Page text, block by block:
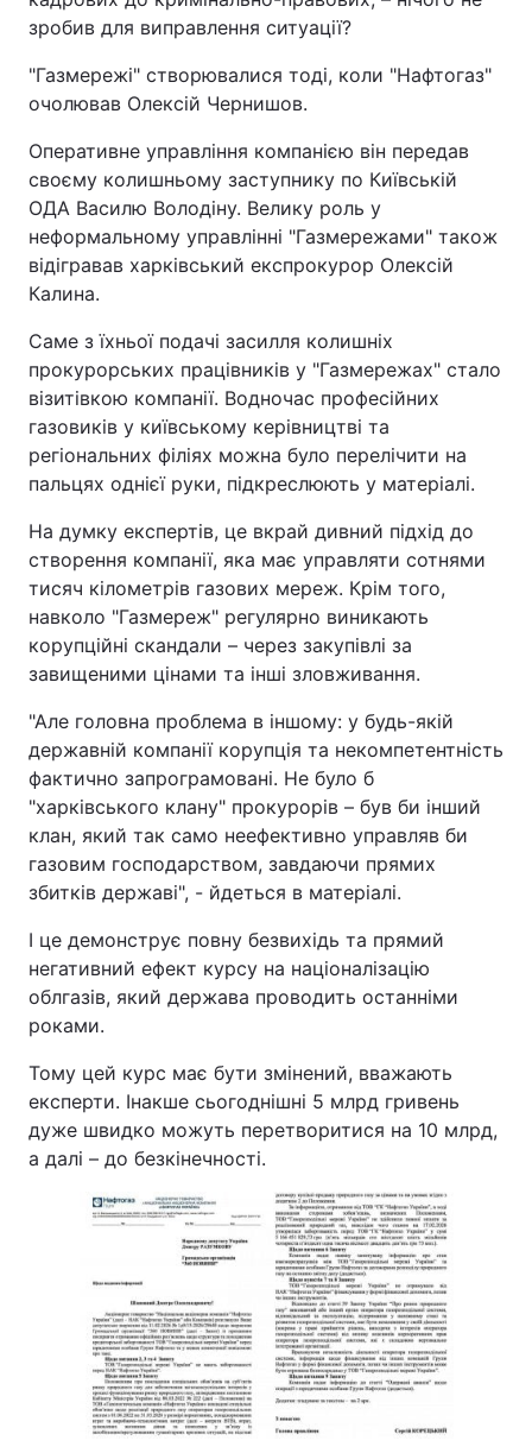
зробив для виправлення ситуації?
"Газмережі" створювалися тоді, коли "Нафтогаз"
очолював Олексій Чернишов.
Оперативне управління компанією він передав
своєму колишньому заступнику по Київській
ОДА Василю Володіну. Велику роль у
неформальному управлінні "Газмережами" також
відігравав харківський експрокурор Олексій
Калина.
Саме з їхньої подачі засилля колишніх
прокурорських працівників у "Газмережах" стало
візитівкою компанії. Водночас професійних
газовиків у київському керівництві та
регіональних філіях можна було перелічити на
пальцях однієї руки, підкреслюють у матеріалі.
На думку експертів, це вкрай дивний підхід до
створення компанії, яка має управляти сотнями
тисяч кілометрів газових мереж. Крім того,
навколо "Газмереж" регулярно виникають
корупційні скандали – через закупівлі за
завищеними цінами та інші зловживання.
"Але головна проблема в іншому: у будь-якій
державній компанії корупція та некомпетентність
фактично запрограмовані. Не було б
"харківського клану" прокурорів – був би інший
клан, який так само неефективно управляв би
газовим господарством, завдаючи прямих
збитків державі", - йдеться в матеріалі.
І це демонструє повну безвихідь та прямий
негативний ефект курсу на націоналізацію
облгазів, який держава проводить останніми
роками.
Тому цей курс має бути змінений, вважають
експерти. Інакше сьогоднішні 5 млрд гривень
дуже швидко можуть перетворитися на 10 млрд,
а далі – до безкінечності.